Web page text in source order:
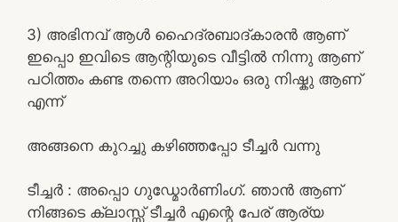
3) അഭിനവ് ആൾ ഹൈദ്രബാദ്കാരൻ ആണ്
ഇപ്പൊ ഇവിടെ ആന്റിയുടെ വീട്ടിൽ നിന്നു ആണ്
പഠിത്തം കണ്ട തന്നെ അറിയാം ഒരു നിഷ്കു ആണ്
എന്ന്
അങ്ങനെ കുറച്ചു കഴിഞ്ഞപ്പോ ടീച്ചർ വന്നു
ടീച്ചർ : അപ്പൊ ഗുഡ്മോർണിംഗ്. ഞാൻ ആണ്
നിങ്ങടെ ക്ലാസ്സ്‌ ടീച്ചർ എന്റെ പേര് ആര്യ